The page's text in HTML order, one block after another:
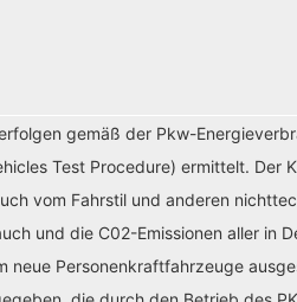
gemäß der Pkw-
Test Procedure) ermittelt.
vom Fahrstil und anderen
und die C02-Emissionen aller in
neue Personenkraftfahrzeuge